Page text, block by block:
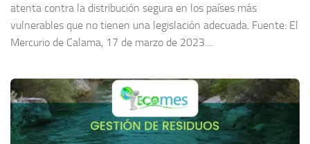
atenta contra la distribución segura en los países más
vulnerables que no tienen una legislación adecuada. Fuente: El
Mercurio de Calama, 17 de marzo de 2023....